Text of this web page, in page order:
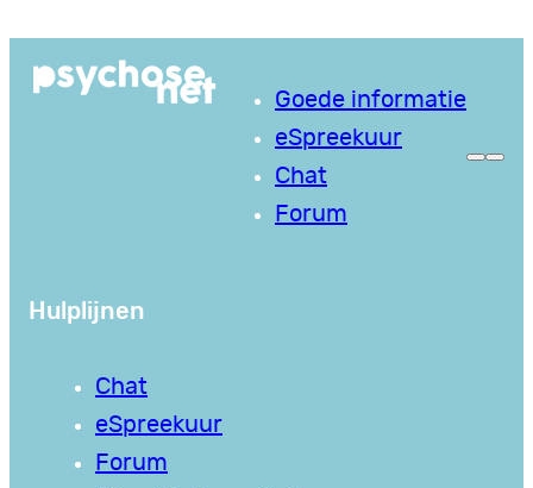
naar
Goede informatie
eSpreekuur
Chat
Forum
Hulplijnen
Chat
eSpreekuur
Forum